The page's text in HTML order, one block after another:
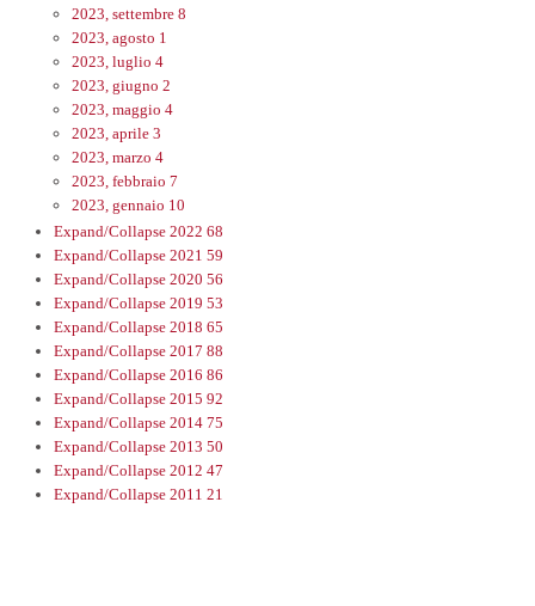
2023, settembre 8
2023, agosto 1
2023, luglio 4
2023, giugno 2
2023, maggio 4
2023, aprile 3
2023, marzo 4
2023, febbraio 7
2023, gennaio 10
Expand/Collapse 2022 68
Expand/Collapse 2021 59
Expand/Collapse 2020 56
Expand/Collapse 2019 53
Expand/Collapse 2018 65
Expand/Collapse 2017 88
Expand/Collapse 2016 86
Expand/Collapse 2015 92
Expand/Collapse 2014 75
Expand/Collapse 2013 50
Expand/Collapse 2012 47
Expand/Collapse 2011 21